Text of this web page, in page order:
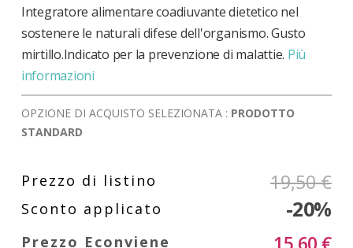
galleria
immagini
Integratore alimentare coadiuvante dietetico nel
sostenere le naturali difese dell'organismo. Gusto
mirtillo.Indicato per la prevenzione di malattie. Più
informazioni
OPZIONE DI ACQUISTO SELEZIONATA : PRODOTTO
STANDARD
19,50 €
-20%